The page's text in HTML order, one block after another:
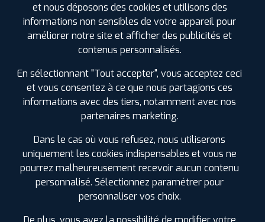
SPÉCIFICATIONS AVIS CLIENTS ÉTIQUETAGE
et nous déposons des cookies et utilisons des
informations non sensibles de votre appareil pour
améliorer notre site et afficher des publicités et
contenus personnalisés.
En sélectionnant "Tout accepter", vous acceptez ceci
et vous consentez à ce que nous partagions ces
informations avec des tiers, notamment avec nos
partenaires marketing.
Dans le cas où vous refusez, nous utiliserons
uniquement les cookies indispensables et vous ne
pourrez malheureusement recevoir aucun contenu
personnalisé. Sélectionnez paramétrer pour
personnaliser vos choix.